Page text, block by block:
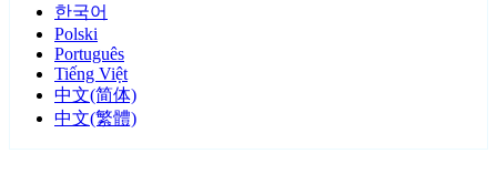
한국어
Polski
Português
Tiếng Việt
中文(简体)
中文(繁體)